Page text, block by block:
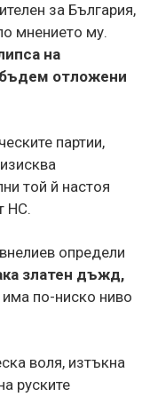
за България,
мнението му.
на
отложени
партии,
той й настоя
НС.
определи
златен дъжд,
по-ниско ниво
воля, изтъкна
руските